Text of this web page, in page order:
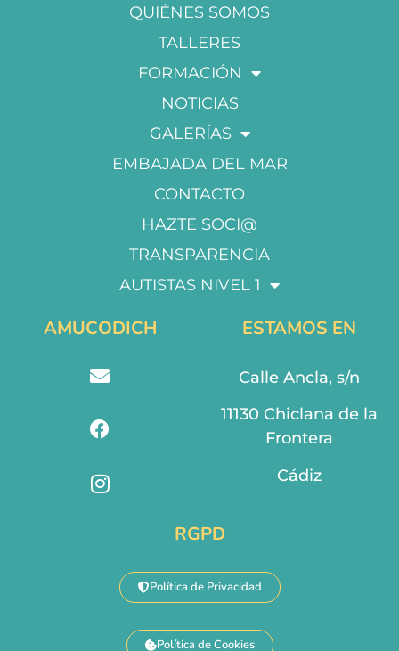
QUIÉNES SOMOS
TALLERES
FORMACIÓN
NOTICIAS
GALERÍAS
EMBAJADA DEL MAR
CONTACTO
HAZTE SOCI@
TRANSPARENCIA
AUTISTAS NIVEL 1
AMUCODICH ESTAMOS EN
Calle Ancla, s/n
11130 Chiclana de la
Frontera
Cádiz
RGPD
Política de Privacidad
Política de Cookies